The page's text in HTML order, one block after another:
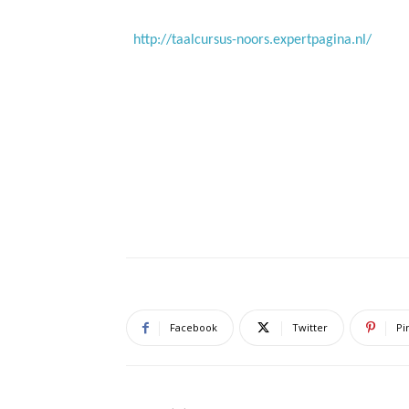
http://taalcursus-noors.expertpagina.nl/
Facebook Twitter